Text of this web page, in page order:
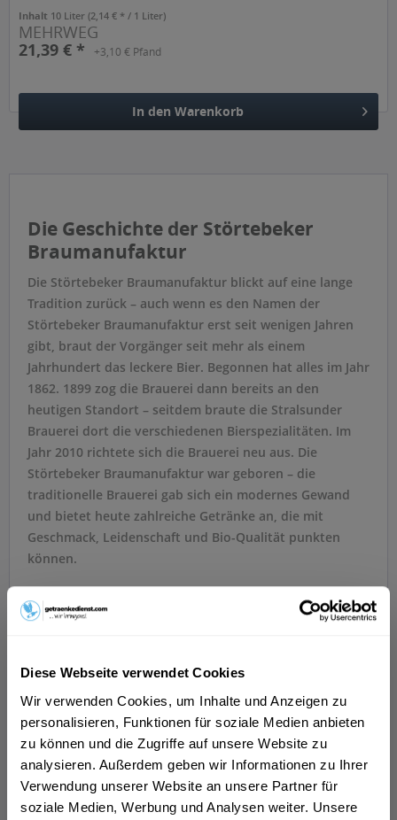
Diese Webseite verwendet Cookies
Wir verwenden Cookies, um Inhalte und Anzeigen zu
personalisieren, Funktionen für soziale Medien anbieten
zu können und die Zugriffe auf unsere Website zu
analysieren. Außerdem geben wir Informationen zu Ihrer
Verwendung unserer Website an unsere Partner für
soziale Medien, Werbung und Analysen weiter. Unsere
Inhalt 10 Liter(2,14 € * / 1 Liter)
MEHRWEG
21,39 € *
+3,10 € Pfand
In den Warenkorb
Die Geschichte der Störtebeker
Braumanufaktur
Die Störtebeker Braumanufaktur blickt auf eine lange
Tradition zurück – auch wenn es den Namen der
Störtebeker Braumanufaktur erst seit wenigen Jahren
gibt, braut der Vorgänger seit mehr als einem
Jahrhundert das leckere Bier. Begonnen hat alles im Jahr
1862. 1899 zog die Brauerei dann bereits an den
heutigen Standort – seitdem braute die Stralsunder
Brauerei dort die verschiedenen Bierspezialitäten. Im
Jahr 2010 richtete sich die Brauerei neu aus. Die
Störtebeker Braumanufaktur war geboren – die
traditionelle Brauerei gab sich ein modernes Gewand
und bietet heute zahlreiche Getränke an, die mit
Geschmack, Leidenschaft und Bio-Qualität punkten
können.
Die Störtebeker Klassiker
auf Abwechslung und Vielfalt. Denn im Bereich der
Klassiker gibt es ein umfassendes Störtebeker
Sortiment. Atlantik-Ale, Baltik Lager oder Bernstein-
Weizen sind nur einige Varianten. Natürlich gehören
auch ein Keller-Bier und ein Pilsener Bier zum Angebot
der Braumanufaktur von Störtebeker. Roggen-Bier,
Stark-Bier und Schwarz-Bier komplettieren das